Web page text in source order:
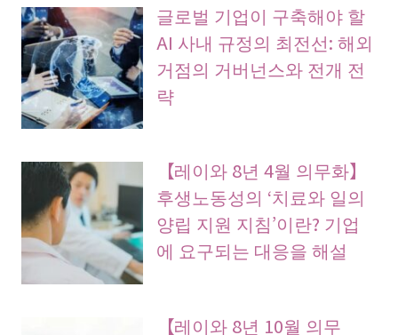
글로벌 기업이 구축해야 할
AI 사내 규정의 최전선: 해외
거점의 거버넌스와 전개 전
략
【레이와 8년 4월 의무화】
후생노동성의 ‘치료와 일의
양립 지원 지침’이란? 기업
에 요구되는 대응을 해설
【레이와 8년 10월 의무